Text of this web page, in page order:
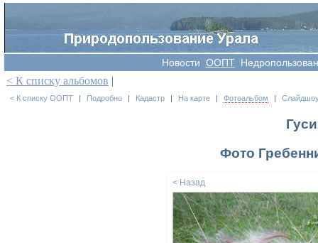
Новости OOПT
< К списку альбомов |
< К списку ООПТ | Подробно | Кадастр | На карте | Фотоальбом |
Фото
< Назад